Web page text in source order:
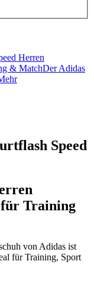
Herren
& MatchDer Adidas
Speed
für Training
von Adidas ist
für Training, Sport